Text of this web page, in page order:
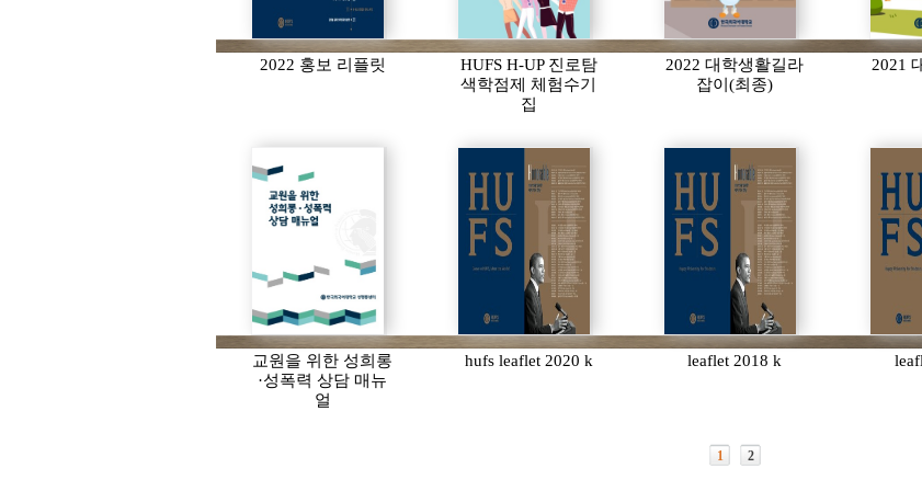
2022 홍보 리플릿
HUFS H-UP 진로탐
색학점제 체험수기
집
2022 대학생활길라
잡이(최종)
2021
교원을 위한 성희롱
·성폭력 상담 매뉴
얼
hufs leaflet 2020 k leaflet 2018 k
1 2